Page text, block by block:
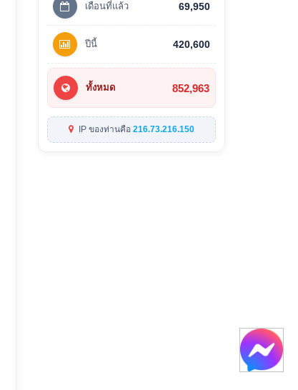
เดือนที่แล้ว 69,950
ปีนี้ 420,600
ทั้งหมด 852,963
IP ของท่านคือ 216.73.216.150